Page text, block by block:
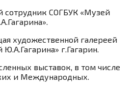
сотрудник СОГБУК «Музей
художественной галереей
г.Гагарин.
выставок, в том числе
и Международных.